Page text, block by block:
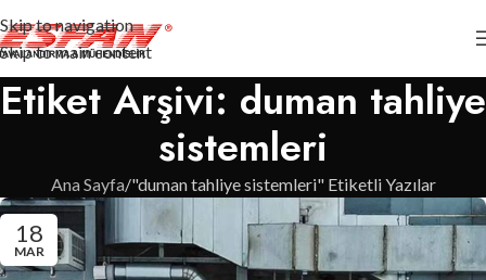
Skip to navigation
Skip to main content
Etiket Arşivi: duman tahliye
sistemleri
Ana Sayfa "duman tahliye sistemleri" Etiketli Yazılar
18
MAR